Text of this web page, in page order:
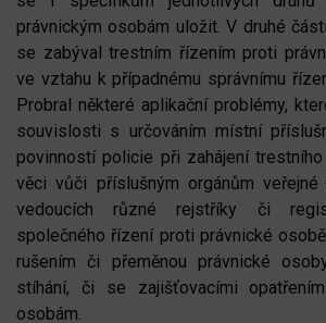
právnickým osobám uložit. V druhé
se zabýval trestním řízením proti
ve vztahu k případnému správnímu
Probral některé aplikační problémy,
souvislosti s určováním místní
povinností policie při zahájení
věci vůči příslušným orgánům
vedoucích různé rejstříky či
společného řízení proti právnické
rušením či přeměnou právnické
stíhání, či se zajišťovacími
osobám.